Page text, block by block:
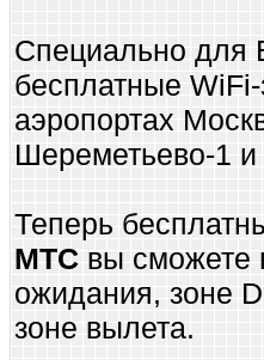
Специально для
бесплатные
аэропортах
Шереметьево-1
Теперь
МТС вы сможете
ожидания, зоне
зоне вылета.